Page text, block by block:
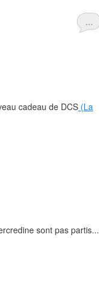
…
cadeau de DCS (La
sont pas partis...